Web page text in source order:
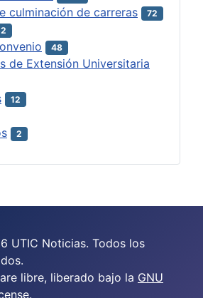
culminación de carreras 72
48
de Extensión Universitaria
12
2
UTIC Noticias. Todos los
libre, liberado bajo la GNU